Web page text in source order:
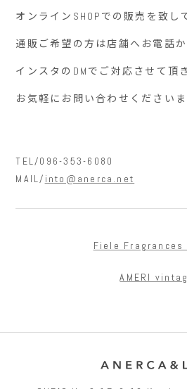
オンライン SHOP での販売を致し
通販ご希望の方は店舗へお電話か
インスタの DM でご対応させて頂
お気軽にお問い合わせくださいま
TEL/096-353-6080
MAIL/ into@anerca.net
Fiele Fragrances
AMERI